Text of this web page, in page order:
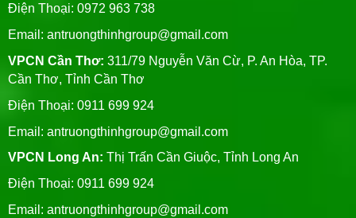
Điện Thoại: 0972 963 738
Email: antruongthinhgroup@gmail.com
VPCN Cần Thơ: 311/79 Nguyễn Văn Cừ, P. An Hòa, TP.
Cần Thơ, Tỉnh Cần Thơ
Điện Thoại: 0911 699 924
Email: antruongthinhgroup@gmail.com
VPCN Long An: Thị Trấn Cần Giuộc, Tỉnh Long An
Điện Thoại: 0911 699 924
Email: antruongthinhgroup@gmail.com